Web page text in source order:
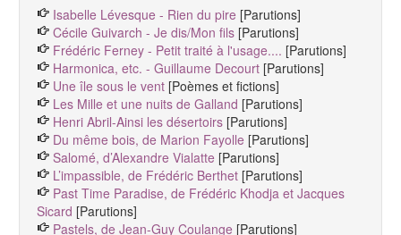
Isabelle Lévesque - Rien du pire [Parutions]
Cécile Guivarch - Je dis/Mon fils [Parutions]
Frédéric Ferney - Petit traité à l'usage.... [Parutions]
Harmonica, etc. - Guillaume Decourt [Parutions]
Une île sous le vent [Poèmes et fictions]
Les Mille et une nuits de Galland [Parutions]
Henri Abril-Ainsi les désertoirs [Parutions]
Du même bois, de Marion Fayolle [Parutions]
Salomé, d’Alexandre Vialatte [Parutions]
L’impassible, de Frédéric Berthet [Parutions]
Past Time Paradise, de Frédéric Khodja et Jacques
Sicard [Parutions]
Pastels, de Jean-Guy Coulange [Parutions]